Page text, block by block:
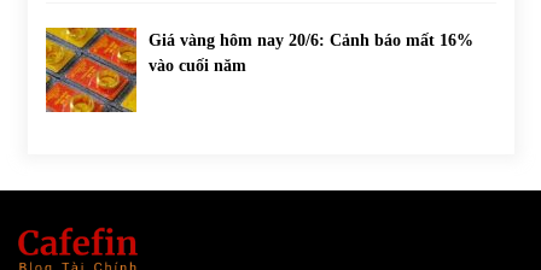
Giá vàng hôm nay 20/6: Cảnh báo mất 16%
vào cuối năm